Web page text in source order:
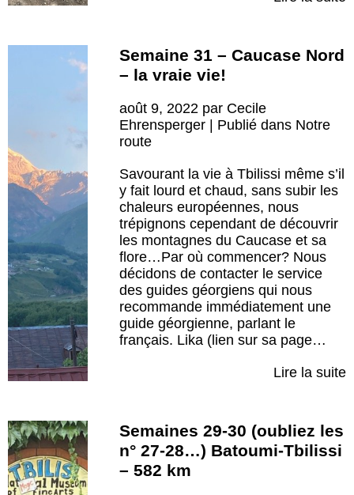
Semaine 31 – Caucase Nord
– la vraie vie!
août 9, 2022 par Cecile
Ehrensperger | Publié dans Notre
route
Savourant la vie à Tbilissi même s’il
y fait lourd et chaud, sans subir les
chaleurs européennes, nous
trépignons cependant de découvrir
les montagnes du Caucase et sa
flore…Par où commencer? Nous
décidons de contacter le service
des guides géorgiens qui nous
recommande immédiatement une
guide géorgienne, parlant le
français. Lika (lien sur sa page…
Lire la suite
Semaines 29-30 (oubliez les
n° 27-28…) Batoumi-Tbilissi
– 582 km